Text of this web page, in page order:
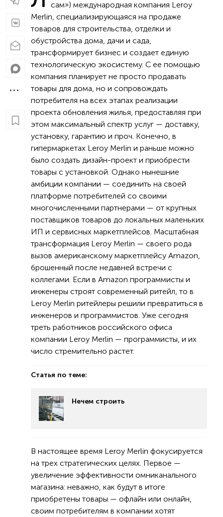
сам») международная компания Leroy
Merlin, специализирующаяся на продаже
товаров для строительства, отделки и
обустройства дома, дачи и сада,
трансформирует бизнес и создает единую
технологическую экосистему. С ее помощью
компания планирует не просто продавать
товары для дома, но и сопровождать
потребителя на всех этапах реализации
проекта обновления жилья, предоставляя при
этом максимальный спектр услуг — доставку,
установку, гарантию и проч. Конечно, в
гипермаркетах Leroy Merlin и раньше можно
было создать дизайн-проект и приобрести
товары с установкой. Однако нынешние
амбиции компании — соединить на своей
платформе потребителей со своими
многочисленными партнерами — от крупных
поставщиков товаров до локальных маленьких
ИП и сервисных маркетплейсов. Масштабная
трансформация Leroy Merlin — своего рода
вызов американскому маркетплейсу Amazon,
брошенный после недавней встречи с
коллегами. Если в Amazon программисты и
инженеры строят современный ритейл, то в
Leroy Merlin ритейлеры решили превратиться в
инженеров и программистов. Уже сегодня
треть работников российского офиса
компании Leroy Merlin — программисты, и их
число стремительно растет.
Статья по теме:
Нечем строить
В настоящее время Leroy Merlin фокусируется
на трех стратегических целях. Первое —
увеличение эффективности омниканального
магазина: неважно, как будут в итоге
приобретены товары — офлайн или онлайн,
своим потребителям в компании хотят